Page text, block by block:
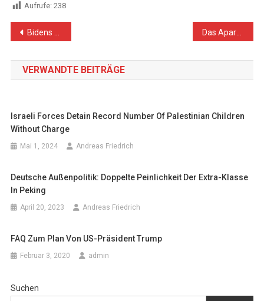
Aufrufe: 238
Beitragsnavigation
Bidens „Sanktionen gegen Russland“ ruinieren die westliche Wirtschaft Das Apartheid-Israel ist keine Demokratie
VERWANDTE BEITRÄGE
Israeli Forces Detain Record Number Of Palestinian Children
Without Charge
Mai 1, 2024 Andreas Friedrich
Deutsche Außenpolitik: Doppelte Peinlichkeit Der Extra-Klasse
In Peking
April 20, 2023 Andreas Friedrich
FAQ Zum Plan Von US-Präsident Trump
Februar 3, 2020 admin
Suchen